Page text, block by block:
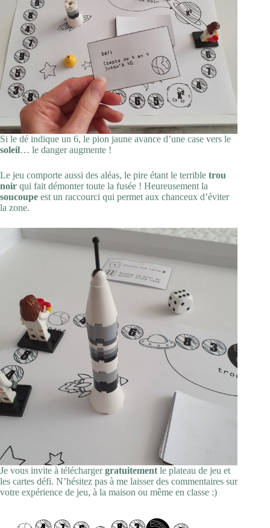
Si le dé indique un 6, le pion jaune avance d’une case vers le
soleil… le danger augmente !
Le jeu comporte aussi des aléas, le pire étant le terrible trou
noir qui fait démonter toute la fusée ! Heureusement la
soucoupe est un raccourci qui permet aux chanceux d’éviter
la zone.
Je vous invite à téléchargergratuitement le plateau de jeu et
les cartes défi. N’hésitez pas à me laisser des commentaires sur
votre expérience de jeu, à la maison ou même en classe :)